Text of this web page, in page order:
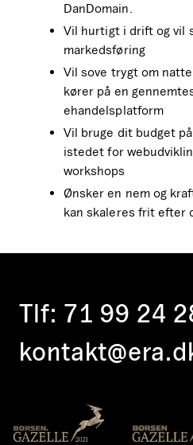
DanDomain.
Vil hurtigt i drift og vil
markedsføring
Vil sove trygt om
kører på en
ehandelsplatform
Vil bruge dit budget
istedet for
workshops
Ønsker en nem og
kan skaleres frit efter
Tlf: 71 99 24